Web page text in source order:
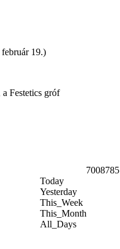
február 19.)
a Festetics gróf
7008785
Today
Yesterday
This_Week
This_Month
All_Days